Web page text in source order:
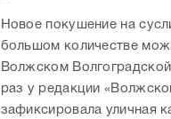
Новое покушение на
большом количестве
Волжском
раз у редакции
зафиксировала уличная